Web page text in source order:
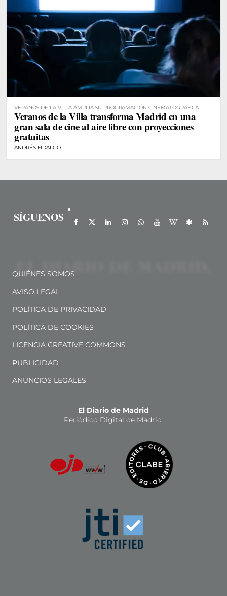
VERANOS DE LA VILLA AMPLÍA SU PROGRAMACIÓN CINEMATOGRÁFICA
Veranos de la Villa transforma Madrid en una
gran sala de cine al aire libre con proyecciones
gratuitas
ANDRÉS FIDALGO
SÍGUENOS
QUIÉNES SOMOS
AVISO LEGAL
POLÍTICA DE PRIVACIDAD
POLÍTICA DE COOKIES
LICENCIA CREATIVE COMMONS
PUBLICIDAD
ANUNCIOS LEGALES
El Diario de Madrid
Periódico Digital de Madrid.